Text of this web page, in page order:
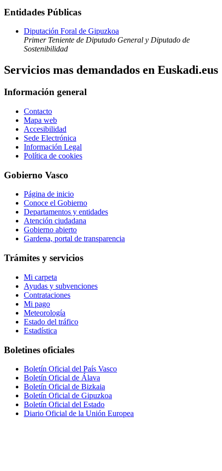
Entidades Públicas
Diputación Foral de Gipuzkoa
Primer Teniente de Diputado General y Diputado de
Sostenibilidad
Servicios mas demandados en Euskadi.eus
Información general
Contacto
Mapa web
Accesibilidad
Sede Electrónica
Información Legal
Política de cookies
Gobierno Vasco
Página de inicio
Conoce el Gobierno
Departamentos y entidades
Atención ciudadana
Gobierno abierto
Gardena, portal de transparencia
Trámites y servicios
Mi carpeta
Ayudas y subvenciones
Contrataciones
Mi pago
Meteorología
Estado del tráfico
Estadística
Boletines oficiales
Boletín Oficial del País Vasco
Boletín Oficial de Álava
Boletín Oficial de Bizkaia
Boletín Oficial de Gipuzkoa
Boletín Oficial del Estado
Diario Oficial de la Unión Europea